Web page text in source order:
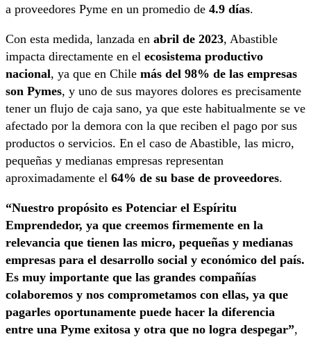
a proveedores Pyme en un promedio de 4.9 días.
Con esta medida, lanzada en abril de 2023, Abastible
impacta directamente en el ecosistema productivo
nacional, ya que en Chile más del 98% de las empresas
son Pymes, y uno de sus mayores dolores es precisamente
tener un flujo de caja sano, ya que este habitualmente se ve
afectado por la demora con la que reciben el pago por sus
productos o servicios. En el caso de Abastible, las micro,
pequeñas y medianas empresas representan
aproximadamente el 64% de su base de proveedores.
“Nuestro propósito es Potenciar el Espíritu
Emprendedor, ya que creemos firmemente en la
relevancia que tienen las micro, pequeñas y medianas
empresas para el desarrollo social y económico del país.
Es muy importante que las grandes compañías
colaboremos y nos comprometamos con ellas, ya que
pagarles oportunamente puede hacer la diferencia
entre una Pyme exitosa y otra que no logra despegar”,